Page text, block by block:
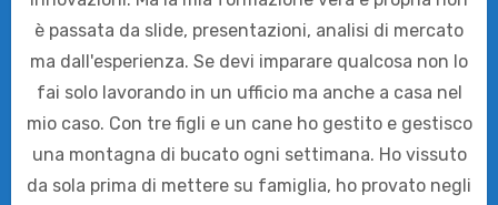
è passata da slide, presentazioni, analisi di mercato
ma dall'esperienza. Se devi imparare qualcosa non lo
fai solo lavorando in un ufficio ma anche a casa nel
mio caso. Con tre figli e un cane ho gestito e gestisco
una montagna di bucato ogni settimana. Ho vissuto
da sola prima di mettere su famiglia, ho provato negli